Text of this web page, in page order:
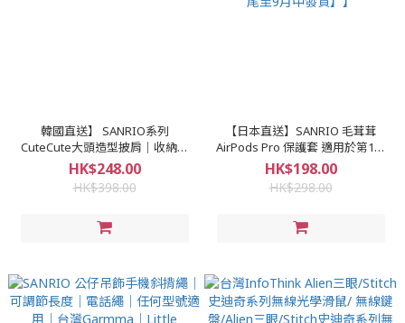
韓國直送】 SANRIO系列
CuteCute大頭造型披肩｜收納變
抱枕，打開係披肩 【8/9 截單，預
計 :8月尾至9月中發貨】】
HK$248.00
HK$398.00
【日本直送】SANRIO 毛茸茸
AirPods Pro 保護套 適用於第1/2
代｜日本直送｜Melody、Kuro-
mi、玉桂狗 【8/9 截單，預計 :8
月尾至9月中發貨】】
HK$198.00
HK$298.00